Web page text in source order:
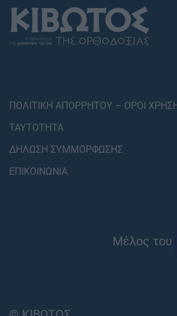
ΠΟΛΙΤΙΚΗ ΑΠΟΡΡΗΤΟΥ – ΟΡΟΙ
ΤΑΥΤΟΤΗΤΑ
ΔΗΛΩΣΗ ΣΥΜΜΟΡΦΩΣΗΣ
ΕΠΙΚΟΙΝΩΝΙΑ
Μέλος του